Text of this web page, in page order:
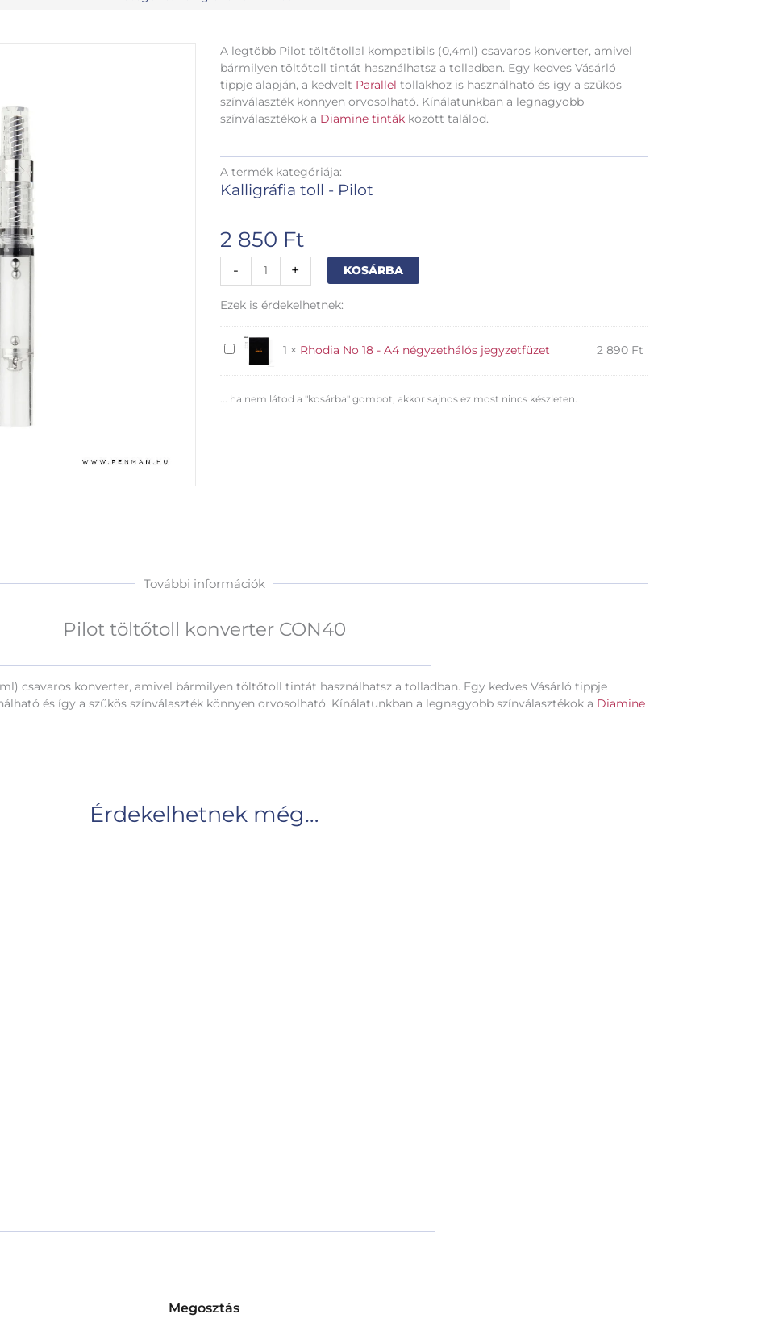
A legtöbb Pilot töltőtollal kompatibils (0,4ml) csavaros konverter, amivel
bármilyen töltőtoll tintát használhatsz a tolladban. Egy kedves Vásárló
tippje alapján, a kedvelt Parallel tollakhoz is használható és így a szűkös
színválaszték könnyen orvosolható. Kínálatunkban a legnagyobb
színválasztékok a Diamine tinták között találod.
A termék kategóriája:
Kalligráfia toll - Pilot
2 850 Ft
-
konverter
mennyiség
+ KOSÁRBA
Ezek is érdekelhetnek:
Rhodia
-
1 × Rhodia No 18 - A4 négyzethálós jegyzetfüzet 2 890 Ft
... ha nem látod a "kosárba" gombot, akkor sajnos ez most nincs készleten.
További információk
Pilot töltőtoll konverter CON40
csavaros konverter, amivel bármilyen töltőtoll tintát használhatsz a tolladban. Egy kedves Vásárló tippje
és így a szűkös színválaszték könnyen orvosolható. Kínálatunkban a legnagyobb színválasztékok a Diamine
Érdekelhetnek még…
Megosztás